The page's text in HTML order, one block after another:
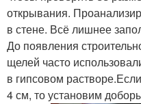
открывания.
в стене. Всё лишнее
До появления
щелей часто
в гипсовом
4 см, то установим